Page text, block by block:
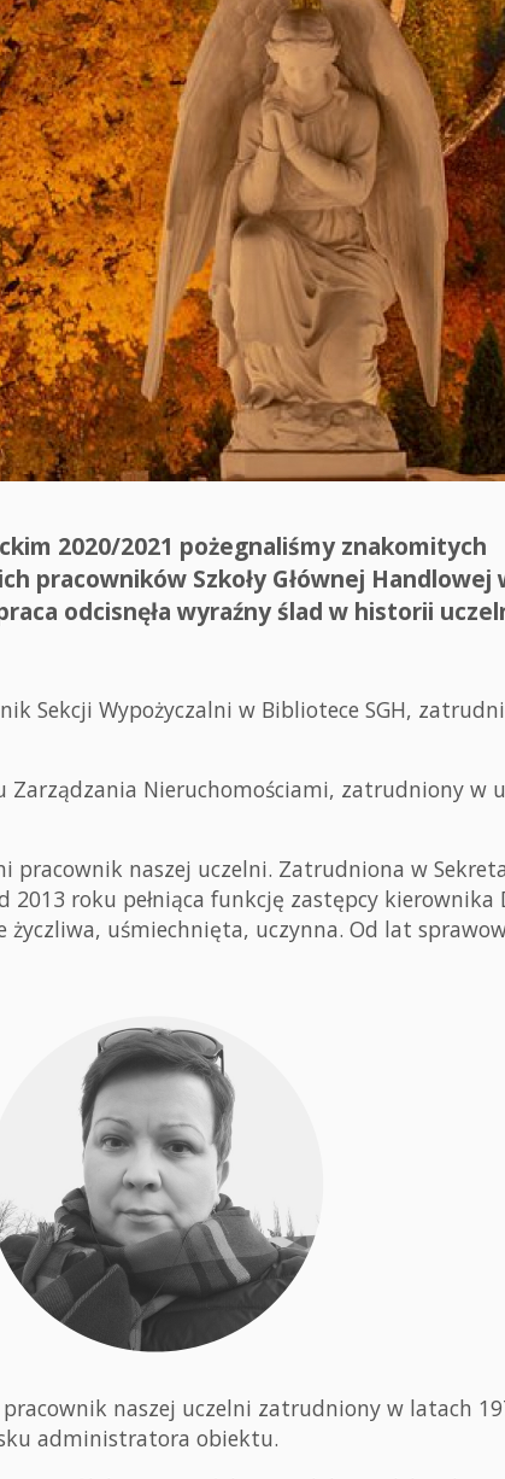
2020/2021 pożegnaliśmy znakomitych
pracowników Szkoły Głównej Handlowej
odcisnęła wyraźny ślad w historii
Sekcji Wypożyczalni w Bibliotece SGH,
Zarządzania Nieruchomościami, zatrudniony w
pracownik naszej uczelni. Zatrudniona w
2013 roku pełniąca funkcję zastępcy kierownika
uśmiechnięta, uczynna. Od lat
naszej uczelni zatrudniony w latach
administratora obiektu.